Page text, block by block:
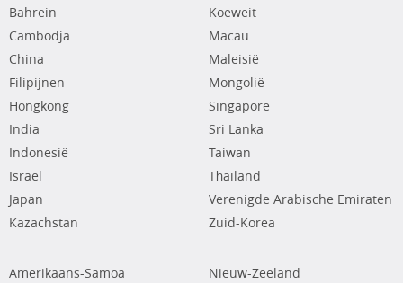
Bahrein
Cambodja
China
Filipijnen
Hongkong
India
Indonesië
Israël
Japan
Kazachstan
Koeweit
Macau
Maleisië
Mongolië
Singapore
Sri Lanka
Taiwan
Thailand
Verenigde Arabische Emiraten
Zuid-Korea
Amerikaans-Samoa
Nieuw-Zeeland